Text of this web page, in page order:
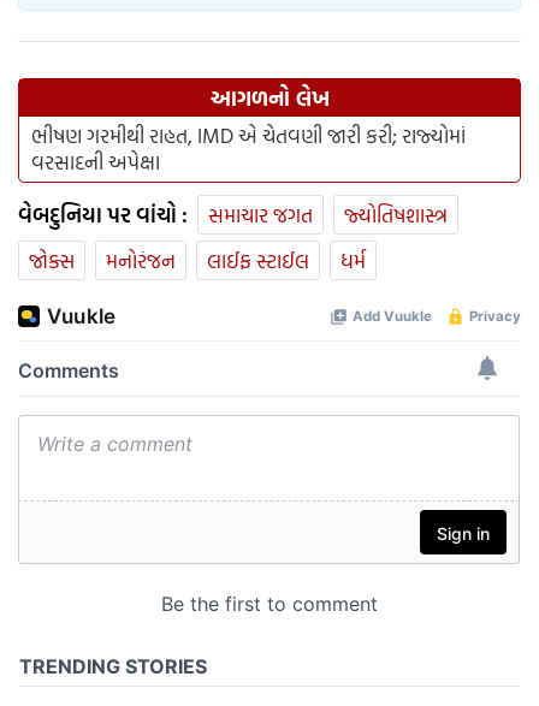
આગળનો લેખ
ભીષણ ગરમીથી રાહત, IMD એ ચેતવણી જારી કરી; રાજ્યોમાં
વરસાદની અપેક્ષા
વેબદુનિયા પર વાંચો : સમાચાર જગત
જ્યોતિષશાસ્ત્ર
જોક્સ
મનોરંજન લાઈફ સ્ટાઈલ ધર્મ